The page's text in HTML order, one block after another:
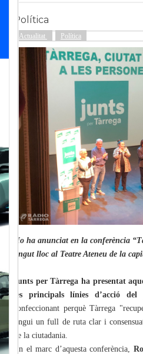
Política
Actualitat Política
Ho ha anunciat en la conferència
tingut lloc al Teatre Ateneu de la
Junts per Tàrrega ha presentat
les principals línies d’acció
confeccionant perquè Tàrrega
tingui un full de ruta clar i
de la ciutadania.
En el marc d’aquesta conferència,